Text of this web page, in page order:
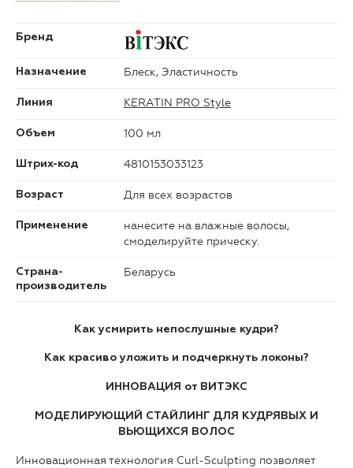
Бренд
Назначение Блеск, Эластичность
Линия KERATIN PRO Style
Объем 100 мл
Штрих-код 4810153033123
Возраст Для всех возрастов
Применение
нанесите на влажные волосы,
смоделируйте прическу.
Страна-
производитель
Беларусь
Как усмирить непослушные кудри?
Как красиво уложить и подчеркнуть локоны?
ИННОВАЦИЯ от ВИТЭКС
МОДЕЛИРУЮЩИЙ СТАЙЛИНГ ДЛЯ КУДРЯВЫХ И
ВЬЮЩИХСЯ ВОЛОС
Инновационная технология Curl-Sculpting позволяет